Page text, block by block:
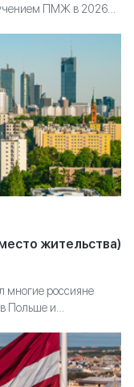
ПМЖ в 2026
жительства)
многие россияне
Польше и
и с чего начать